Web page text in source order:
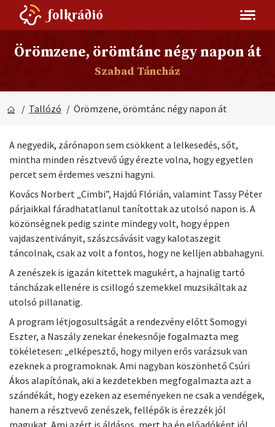
Örömzene, örömtánc négy napon át
Szabad Táncház
/ Tallózó / Örömzene, örömtánc négy napon át
A negyedik, zárónapon sem csökkent a lelkesedés, sőt,
mintha minden résztvevő úgy érezte volna, hogy egyetlen
percet sem érdemes veszni hagyni.
Kovács Norbert „Cimbi”, Hajdú Flórián, valamint Tassy Péter
párjaikkal fáradhatatlanul tanítottak az utolsó napon is. A
közönségnek pedig szinte mindegy volt, hogy éppen
vajdaszentiványit, szászcsávásit vagy kalotaszegit
táncolnak, csak az volt a fontos, hogy ne kelljen abbahagyni.
A zenészek is igazán kitettek magukért, a hajnalig tartó
táncházak ellenére is csillogó szemekkel muzsikáltak az
utolsó pillanatig.
A program létjogosultságát a rendezvény előtt Somogyi
Eszter, a Naszály zenekar énekesnője fogalmazta meg
tökéletesen: „elképesztő, hogy milyen erős varázsuk van
ezeknek a programoknak. Ami nagyban köszönhető Csúri
Ákos alapítónak, aki a kezdetekben megfogalmazta azt a
szándékát, hogy ezeken az eseményeken ne csak a vendégek,
hanem a résztvevő zenészek, fellépők is érezzék jól
magukat. Ami azért is áldásos, mert ha én előadóként jól